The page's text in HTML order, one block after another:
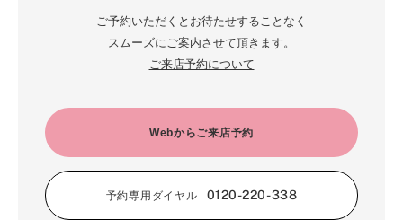
ご予約いただくとお待たせすることなく
スムーズにご案内させて頂きます。
ご来店予約について
Webからご来店予約
予約専用ダイヤル 0120-220-338